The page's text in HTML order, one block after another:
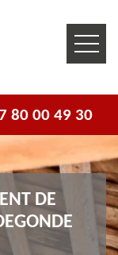
80 00 49 30
DE